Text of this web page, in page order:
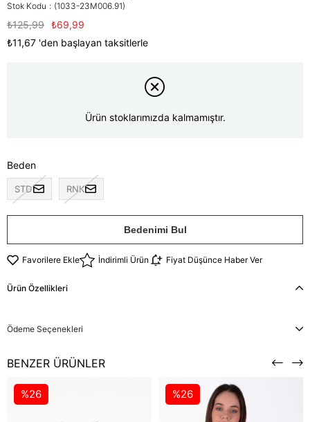
Stok Kodu (1033-23M006.91)
₺125,99 ₺69,99
₺11,67 'den başlayan taksitlerle
Ürün stoklarımızda kalmamıştır.
Beden
STD RNK
Bedenimi Bul
Favorilere Ekle İndirimli Ürün Fiyat Düşünce Haber Ver
Ürün Özellikleri
Ödeme Seçenekleri
BENZER ÜRÜNLER
%26 %26